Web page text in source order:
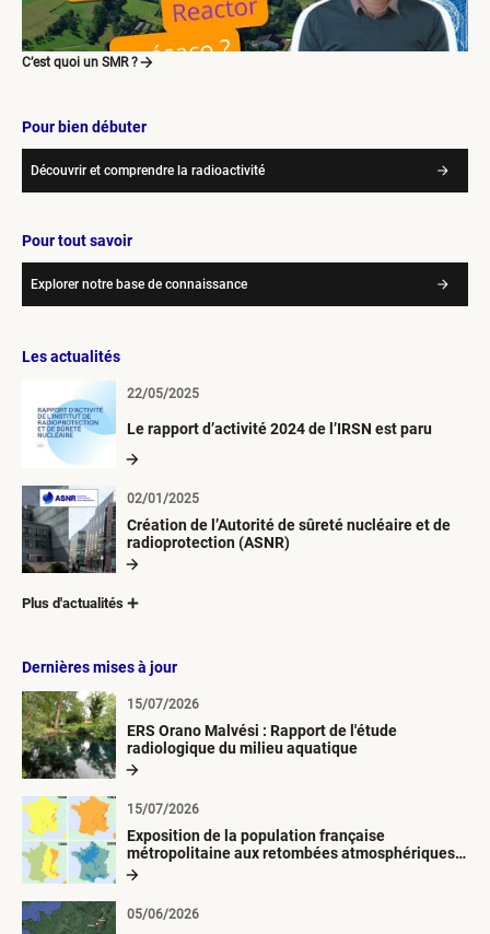
C’est quoi un SMR ?
Pour bien débuter
Découvrir et comprendre la radioactivité
Pour tout savoir
Explorer notre base de connaissance
Les actualités
Le rapport d’activité 2024 de l’IRSN est paru
22/05/2025
Création de l’Autorité de sûreté nucléaire et de
radioprotection (ASNR)
02/01/2025
Plus d'actualités
Dernières mises à jour
ERS Orano Malvési : Rapport de l'étude
radiologique du milieu aquatique
15/07/2026
Exposition de la population française
métropolitaine aux retombées atmosphériques
radioactives depuis 1945
15/07/2026
05/06/2026